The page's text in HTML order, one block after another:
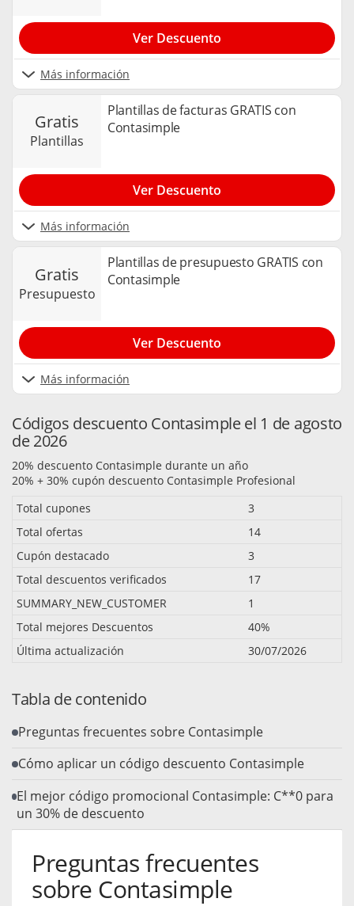
Más información
Ver Descuento
gratis
plantillas
Plantillas de facturas GRATIS con
Contasimple
Más información
Ver Descuento
gratis
presupuesto
Plantillas de presupuesto GRATIS con
Contasimple
Más información
Ver Descuento
Códigos descuento Contasimple el 1 de agosto
de 2026
20% descuento Contasimple durante un año
20% + 30% cupón descuento Contasimple Profesional
Total cupones
3
Total ofertas
14
Cupón destacado
3
Total descuentos verificados
17
SUMMARY_NEW_CUSTOMER
1
Total mejores Descuentos
40%
Última actualización
30/07/2026
Tabla de contenido
Preguntas frecuentes sobre Contasimple
Cómo aplicar un código descuento Contasimple
El mejor código promocional Contasimple: C**0 para
un 30% de descuento
Preguntas frecuentes
sobre Contasimple